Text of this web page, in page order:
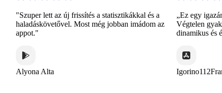
"Szuper lett az új frissítés a statisztikákkal és a
haladáskövetővel. Most még jobban imádom az
appot."
Alyona Alta
„Ez egy igazán
Végtelen
dinamikus és
Igorino112France